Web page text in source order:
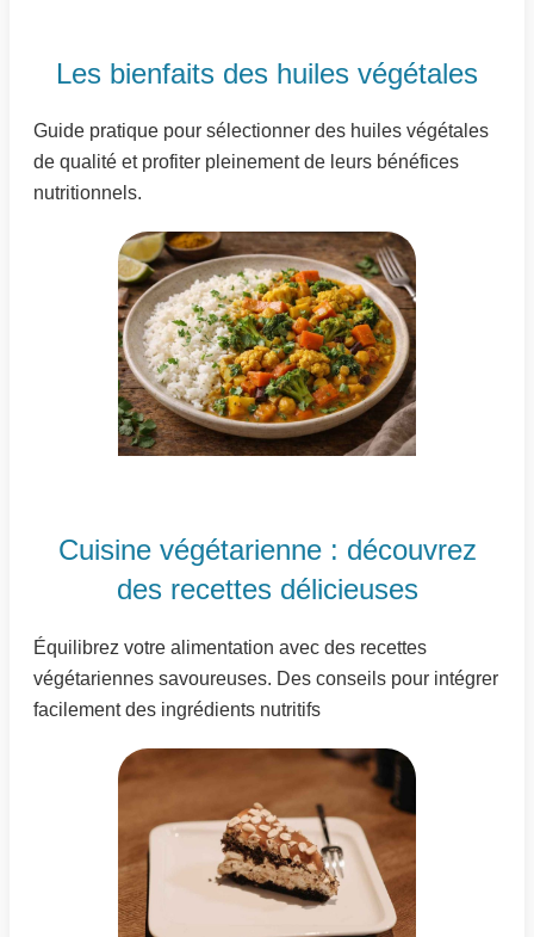
Les bienfaits des huiles végétales
Guide pratique pour sélectionner des huiles végétales
de qualité et profiter pleinement de leurs bénéfices
nutritionnels.
Cuisine végétarienne : découvrez
des recettes délicieuses
Équilibrez votre alimentation avec des recettes
végétariennes savoureuses. Des conseils pour intégrer
facilement des ingrédients nutritifs